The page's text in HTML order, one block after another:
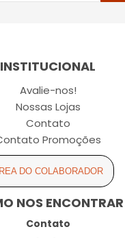
INSTITUCIONAL
Avalie-nos!
Nossas Lojas
Contato
Promoções
DO COLABORADOR
NOS ENCONTRAR
Contato